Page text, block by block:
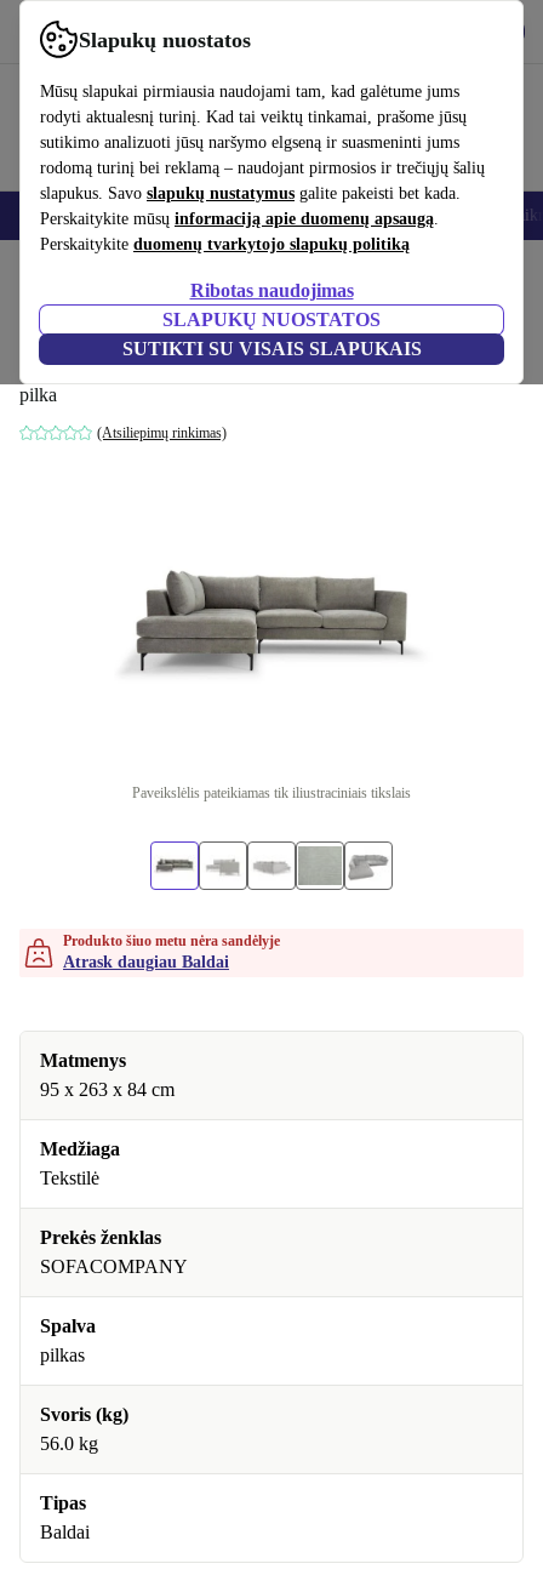
Slapukų nuostatos
Mūsų slapukai pirmiausia naudojami tam, kad galėtume jums
rodyti aktualesnį turinį. Kad tai veiktų tinkamai, prašome jūsų
sutikimo analizuoti jūsų naršymo elgseną ir suasmeninti jums
rodomą turinį bei reklamą – naudojant pirmosios ir trečiųjų šalių
slapukus. Savo slapukų nustatymus galite pakeisti bet kada.
Perskaitykite mūsų informaciją apie duomenų apsaugą.
Perskaitykite duomenų tvarkytojo slapukų politiką
Ribotas naudojimas
SLAPUKŲ NUOSTATOS
SUTIKTI SU VISAIS SLAPUKAIS
Naudok refurbed greitai ir paprastai
Išmanieji telefonai Nešiojamieji kompiuteriai Planšetės Išmanieji
Noa kampinė sofa kairė recamier Planet
Grey Green
pilka
(Atsiliepimų rinkimas)
Paveikslėlis pateikiamas tik iliustraciniais tikslais
Produkto šiuo metu nėra sandėlyje
Atrask daugiau Baldai
Matmenys
95 x 263 x 84 cm
Medžiaga
Tekstilė
Prekės ženklas
SOFACOMPANY
Spalva
pilkas
Svoris (kg)
56.0 kg
Tipas
Baldai